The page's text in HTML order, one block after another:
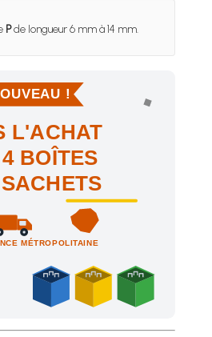
Pde longueur 6 mm à 14 mm.
!
L'ACHAT
BOÎTES
MÉTROPOLITAINE